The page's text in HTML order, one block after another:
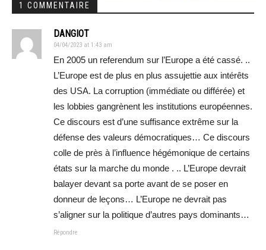
1 COMMENTAIRE
DANGIOT
04/04/2023 at 1:43 am
En 2005 un referendum sur l’Europe a été cassé. ..
L’Europe est de plus en plus assujettie aux intérêts
des USA. La corruption (immédiate ou différée) et
les lobbies gangrènent les institutions européennes.
Ce discours est d’une suffisance extrême sur la
défense des valeurs démocratiques… Ce discours
colle de près à l’influence hégémonique de certains
états sur la marche du monde . .. L’Europe devrait
balayer devant sa porte avant de se poser en
donneur de leçons… L’Europe ne devrait pas
s’aligner sur la politique d’autres pays dominants…
Répondre